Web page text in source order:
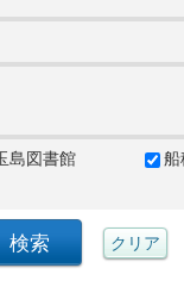
島図書館 船